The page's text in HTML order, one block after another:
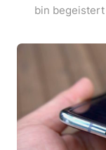
bin begeistert